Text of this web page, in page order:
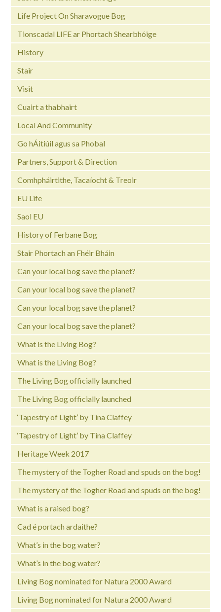
Life Project On Sharavogue Bog
Tionscadal LIFE ar Phortach Shearbhóige
History
Stair
Visit
Cuairt a thabhairt
Local And Community
Go hÁitiúil agus sa Phobal
Partners, Support & Direction
Comhpháirtithe, Tacaíocht & Treoir
EU Life
Saol EU
History of Ferbane Bog
Stair Phortach an Fhéir Bháin
Can your local bog save the planet?
Can your local bog save the planet?
Can your local bog save the planet?
Can your local bog save the planet?
What is the Living Bog?
What is the Living Bog?
The Living Bog officially launched
The Living Bog officially launched
‘Tapestry of Light’ by Tina Claffey
‘Tapestry of Light’ by Tina Claffey
Heritage Week 2017
The mystery of the Togher Road and spuds on the bog!
The mystery of the Togher Road and spuds on the bog!
What is a raised bog?
Cad é portach ardaithe?
What’s in the bog water?
What’s in the bog water?
Living Bog nominated for Natura 2000 Award
Living Bog nominated for Natura 2000 Award